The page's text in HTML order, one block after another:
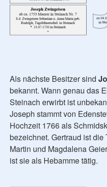
Als nächste Besitzer sind
bekannt. Wann genau das
Steinach erwirbt ist
Joseph stammt von
Hochzeit 1766 als
bezeichnet. Gertraud ist
Martin und Magdalena
ist sie als Hebamme tätig.